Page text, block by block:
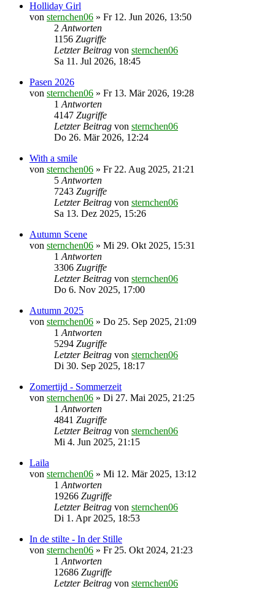
Holliday Girl
von sternchen06 » Fr 12. Jun 2026, 13:50
2 Antworten
1156 Zugriffe
Letzter Beitrag von sternchen06
Sa 11. Jul 2026, 18:45
Pasen 2026
von sternchen06 » Fr 13. Mär 2026, 19:28
1 Antworten
4147 Zugriffe
Letzter Beitrag von sternchen06
Do 26. Mär 2026, 12:24
With a smile
von sternchen06 » Fr 22. Aug 2025, 21:21
5 Antworten
7243 Zugriffe
Letzter Beitrag von sternchen06
Sa 13. Dez 2025, 15:26
Autumn Scene
von sternchen06 » Mi 29. Okt 2025, 15:31
1 Antworten
3306 Zugriffe
Letzter Beitrag von sternchen06
Do 6. Nov 2025, 17:00
Autumn 2025
von sternchen06 » Do 25. Sep 2025, 21:09
1 Antworten
5294 Zugriffe
Letzter Beitrag von sternchen06
Di 30. Sep 2025, 18:17
Zomertijd - Sommerzeit
von sternchen06 » Di 27. Mai 2025, 21:25
1 Antworten
4841 Zugriffe
Letzter Beitrag von sternchen06
Mi 4. Jun 2025, 21:15
Laila
von sternchen06 » Mi 12. Mär 2025, 13:12
1 Antworten
19266 Zugriffe
Letzter Beitrag von sternchen06
Di 1. Apr 2025, 18:53
In de stilte - In der Stille
von sternchen06 » Fr 25. Okt 2024, 21:23
1 Antworten
12686 Zugriffe
Letzter Beitrag von sternchen06